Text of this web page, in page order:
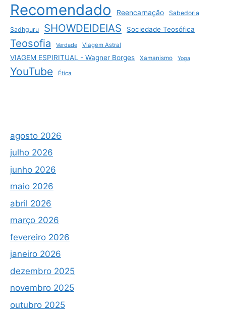
Recomendado Reencarnação Sabedoria
Sadhguru SHOWDEIDEIAS Sociedade Teosófica
Teosofia Verdade Viagem Astral
VIAGEM ESPIRITUAL - Wagner Borges Xamanismo Yoga
YouTube Ética
agosto 2026
julho 2026
junho 2026
maio 2026
abril 2026
março 2026
fevereiro 2026
janeiro 2026
dezembro 2025
novembro 2025
outubro 2025